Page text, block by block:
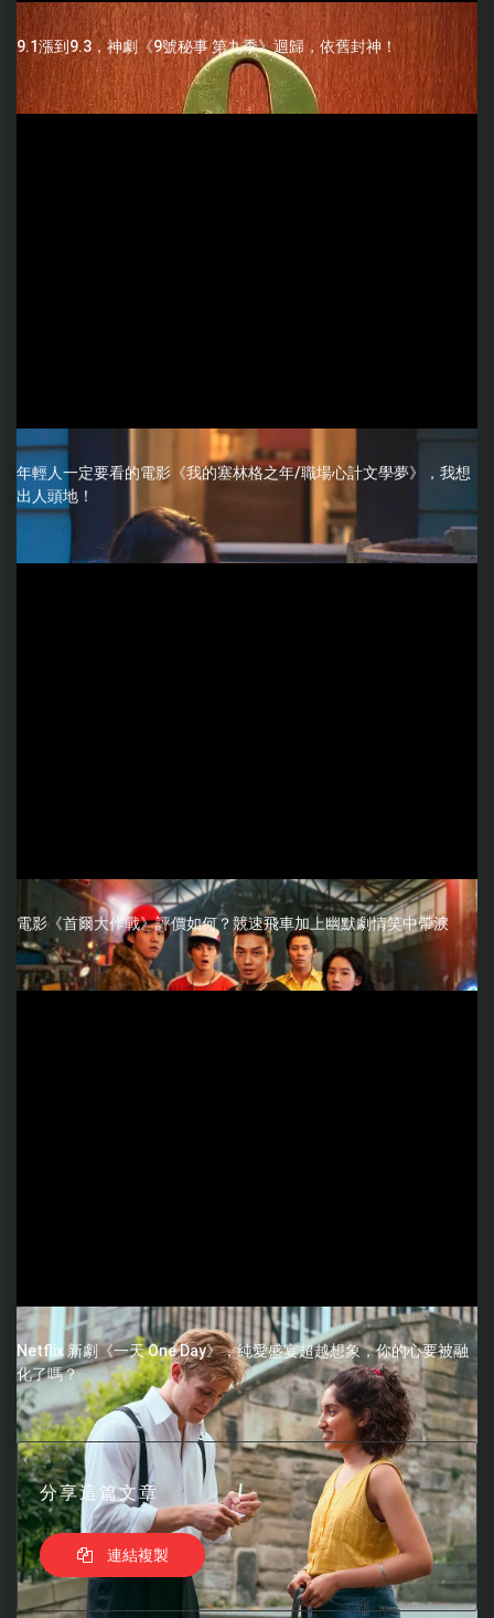
9.1漲到9.3，神劇《9號秘事 第九季》迴歸，依舊封神！
年輕人一定要看的電影《我的塞林格之年/職場心計文學夢》，我想
出人頭地！
電影《首爾大作戰》評價如何？競速飛車加上幽默劇情笑中帶淚
Netflix 新劇《一天 One Day》，純愛盛宴超越想象，你的心要被融
化了嗎？
分享這篇文章
連結複製